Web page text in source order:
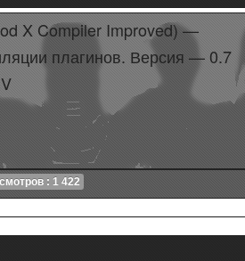
X Compiler Improved) —
плагинов. Версия — 0.7
: 1 422